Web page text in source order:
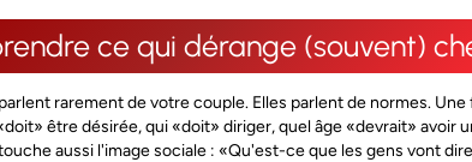
ce qui dérange (souvent)
rarement de votre couple. Elles parlent de normes.
être désirée, qui «doit» diriger, quel âge «devrait» avoir
aussi l'image sociale : «Qu'est-ce que les gens vont